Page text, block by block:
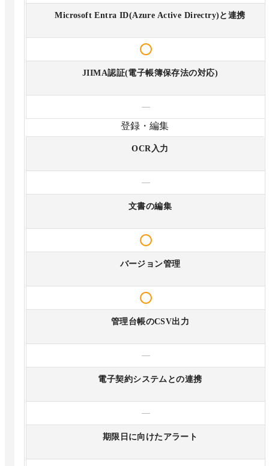
Microsoft Entra ID(Azure Active Directry)と連携
JIIMA認証(電子帳簿保存法の対応)
—
登録・編集
OCR入力
—
文書の編集
バージョン管理
管理台帳のCSV出力
—
電子契約システムとの連携
—
期限日に向けたアラート